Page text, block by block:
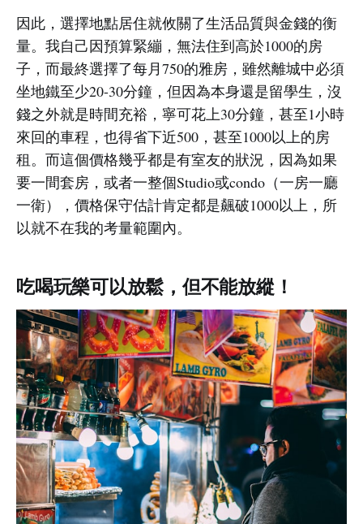
因此，選擇地點居住就攸關了生活品質與金錢的衡
量。我自己因預算緊繃，無法住到高於1000的房
子，而最終選擇了每月750的雅房，雖然離城中必須
坐地鐵至少20-30分鐘，但因為本身還是留學生，沒
錢之外就是時間充裕，寧可花上30分鐘，甚至1小時
來回的車程，也得省下近500，甚至1000以上的房
租。而這個價格幾乎都是有室友的狀況，因為如果
要一間套房，或者一整個Studio或condo（一房一廳
一衛），價格保守估計肯定都是飆破1000以上，所
以就不在我的考量範圍內。
吃喝玩樂可以放鬆，但不能放縱！